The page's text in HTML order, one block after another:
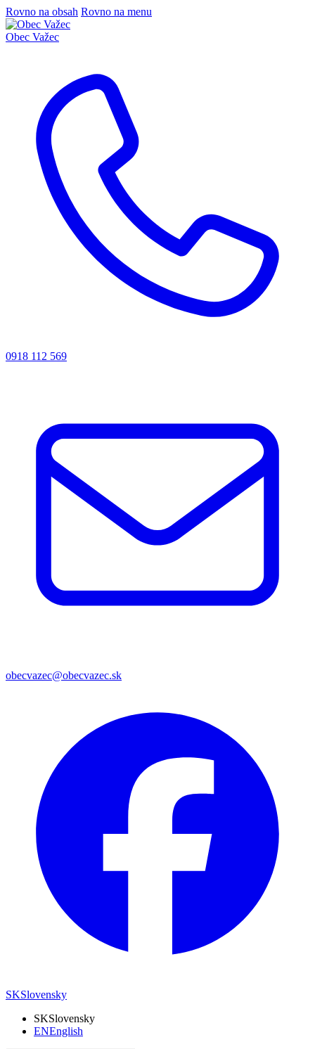
Rovno na obsah Rovno na menu
Obec Važec
0918 112 569
obecvazec@obecvazec.sk
SKSlovensky
SKSlovensky
ENEnglish